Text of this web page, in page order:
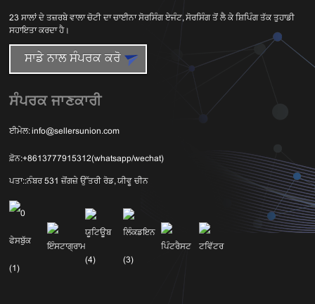
23 ਸਾਲਾਂ ਦੇ ਤਜ਼ਰਬੇ ਵਾਲਾ ਚੋਟੀ ਦਾ ਚਾਈਨਾ ਸੋਰਸਿੰਗ ਏਜੰਟ, ਸੋਰਸਿੰਗ ਤੋਂ ਲੈ ਕੇ ਸ਼ਿਪਿੰਗ ਤੱਕ ਤੁਹਾਡੀ
ਸਹਾਇਤਾ ਕਰਦਾ ਹੈ।
ਸਾਡੇ ਨਾਲ ਸੰਪਰਕ ਕਰੋ
ਸੰਪਰਕ ਜਾਣਕਾਰੀ
ਈਮੇਲ: info@sellersunion.com
ਫ਼ੋਨ:+8613777915312(whatsapp/wechat)
ਪਤਾ::ਨੰਬਰ 531 ਜ਼ੋਂਗਜ਼ੇ ਉੱਤਰੀ ਰੋਡ, ਯੀਵੂ ਚੀਨ